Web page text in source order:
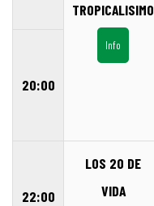
TROPICALISIMO
Info
20:00
22:00
LOS 20 DE
VIDA